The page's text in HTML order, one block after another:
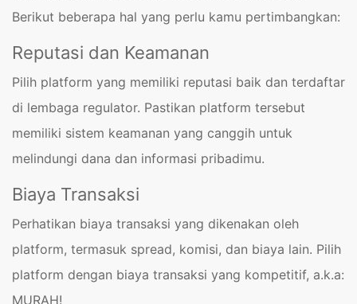
Berikut beberapa hal yang perlu kamu pertimbangkan:
Reputasi dan Keamanan
Pilih platform yang memiliki reputasi baik dan terdaftar
di lembaga regulator. Pastikan platform tersebut
memiliki sistem keamanan yang canggih untuk
melindungi dana dan informasi pribadimu.
Biaya Transaksi
Perhatikan biaya transaksi yang dikenakan oleh
platform, termasuk spread, komisi, dan biaya lain. Pilih
platform dengan biaya transaksi yang kompetitif, a.k.a:
MURAH!